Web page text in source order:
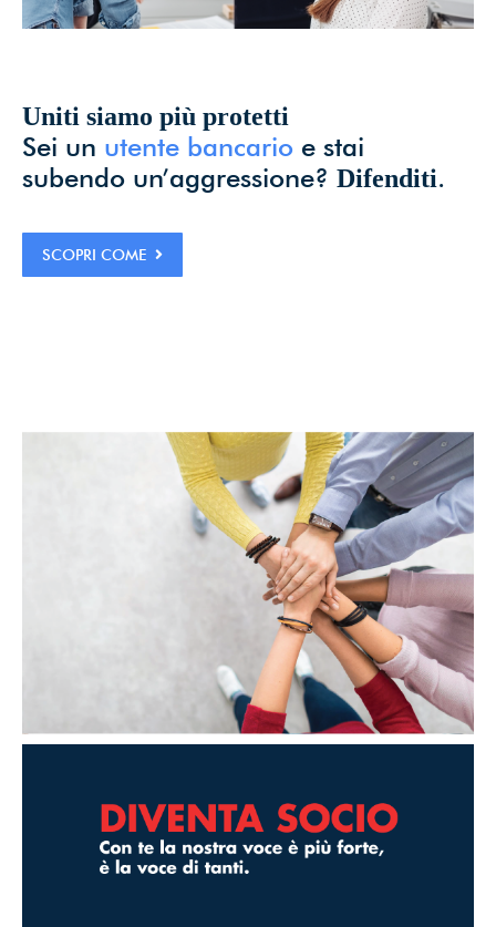
Uniti siamo più protetti
Sei un utente bancario e stai
subendo un’aggressione? Difenditi.
SCOPRI COME